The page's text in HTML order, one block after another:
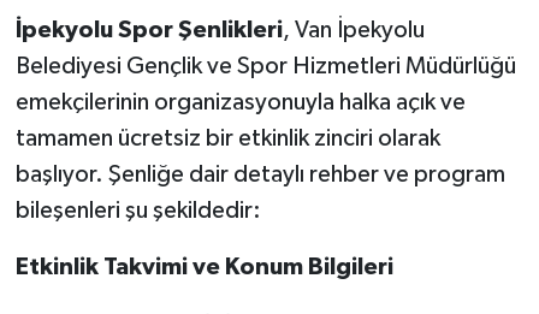
İpekyolu Spor Şenlikleri, Van İpekyolu
Belediyesi Gençlik ve Spor Hizmetleri Müdürlüğü
emekçilerinin organizasyonuyla halka açık ve
tamamen ücretsiz bir etkinlik zinciri olarak
başlıyor. Şenliğe dair detaylı rehber ve program
bileşenleri şu şekildedir:
Etkinlik Takvimi ve Konum Bilgileri